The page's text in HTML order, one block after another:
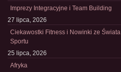
Imprezy Integracyjne i Team Building
27 lipca, 2026
Ciekawostki Fitness i Nowinki ze Świata
Sportu
25 lipca, 2026
Afryka